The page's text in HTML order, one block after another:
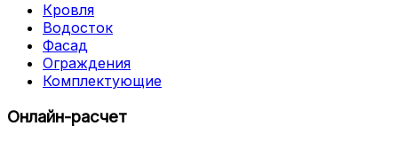
Кровля
Водосток
Фасад
Ограждения
Комплектующие
Онлайн-расчет